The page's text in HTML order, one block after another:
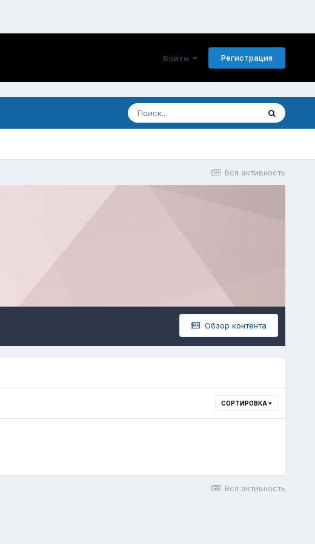
Войти Регистрация
Вся активность
Обзор контента
СОРТИРОВКА
Вся активность